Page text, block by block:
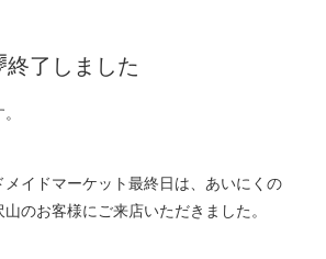
了しました
イドマーケット最終日は、あいにくの
のお客様にご来店いただきました。